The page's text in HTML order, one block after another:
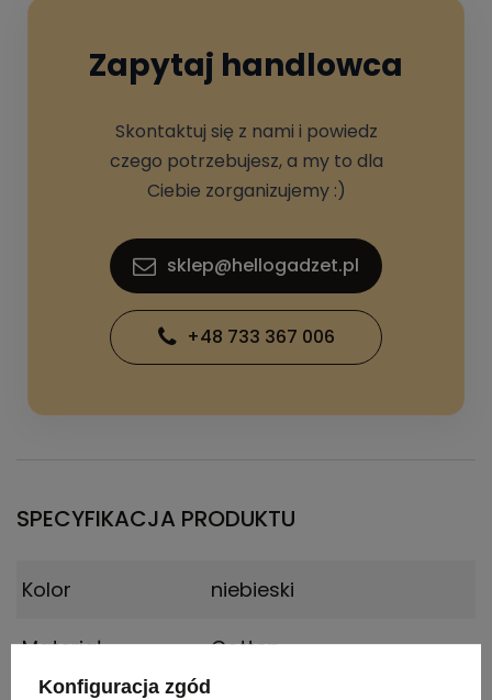
Zapytaj handlowca
Skontaktuj się z nami i powiedz
czego potrzebujesz, a my to dla
Ciebie zorganizujemy :)
sklep@hellogadzet.pl
+48 733 367 006
SPECYFIKACJA PRODUKTU
Kolor niebieski
Materiał Cotton
Konfiguracja zgód